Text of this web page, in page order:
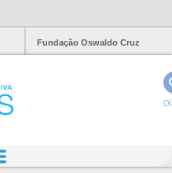
Fundação Oswaldo Cruz